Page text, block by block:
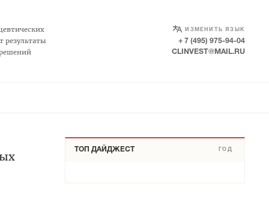
результаты
ИЗМЕНИТЬ ЯЗЫК
SELECT LANGUAGE
+ 7 (495) 975-94-04
CLINVEST@MAIL.RU
ТОП ДАЙДЖЕСТ ГОД